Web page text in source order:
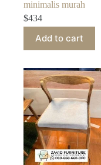
minimalis murah
$434
Add to cart